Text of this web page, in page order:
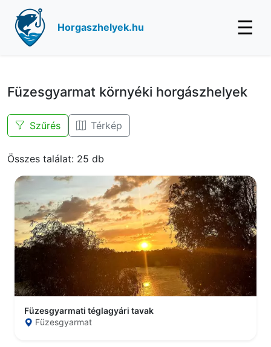
Horgaszhelyek.hu ☰
Füzesgyarmat környéki horgászhelyek
Szűrés Térkép
Összes találat: 25 db
Füzesgyarmati téglagyári tavak
Füzesgyarmat